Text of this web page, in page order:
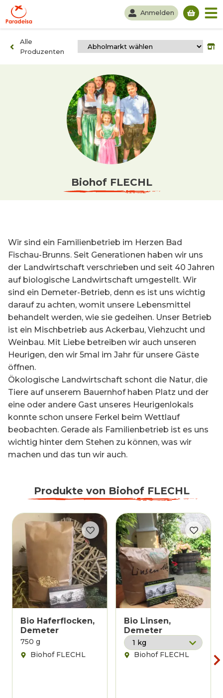
Anmelden
Alle
Produzenten
Biohof FLECHL
Wir sind ein Familienbetrieb im Herzen Bad
Fischau-Brunns. Seit Generationen haben wir uns
der Landwirtschaft verschrieben und seit 40 Jahren
auf biologische Landwirtschaft umgestellt. Wir
sind ein Demeter-Betrieb, denn es ist uns wichtig
darauf zu achten, womit unsere Lebensmittel
behandelt werden, wie sie gedeihen. Unser Betrieb
ist ein Mischbetrieb aus Ackerbau, Viehzucht und
Weinbau. Mit Liebe betreiben wir auch unseren
Heurigen, den wir 5mal im Jahr für unsere Gäste
öffnen.
Ökologische Landwirtschaft schont die Natur, die
Tiere auf unserem Bauernhof haben Platz und der
eine oder andere Gast unseres Heurigenlokals
konnte schon unsere Ferkel beim Wettlauf
beobachten. Gerade als Familienbetrieb ist es uns
wichtig hinter dem Stehen zu können, was wir
machen und das tun wir auch.
Produkte von Biohof FLECHL
Bio Haferflocken,
Demeter
750 g
Biohof FLECHL
Bio Linsen,
Demeter
Biohof FLECHL